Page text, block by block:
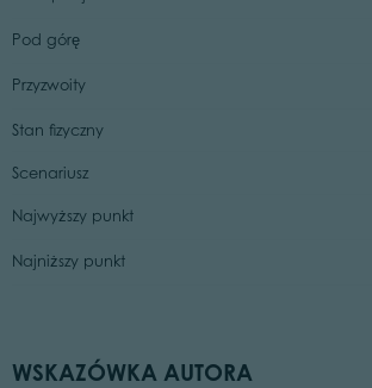
Pod górę
Przyzwoity
Stan fizyczny
Scenariusz
Najwyższy punkt
Najniższy punkt
WSKAZÓWKA AUTORA